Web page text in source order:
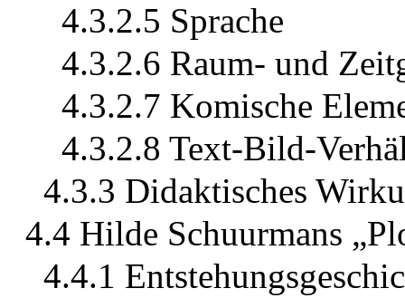
4.3.2.5 Sprache
4.3.2.6 Raum- und
4.3.2.7 Komische
4.3.2.8 Text-Bild-
4.3.3 Didaktisches
4.4 Hilde Schuurmans
4.4.1